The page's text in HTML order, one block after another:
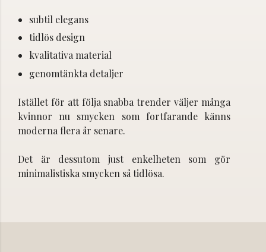
subtil elegans
tidlös design
kvalitativa material
genomtänkta detaljer
Istället för att följa snabba trender väljer många
kvinnor nu smycken som fortfarande känns
moderna flera år senare.
Det är dessutom just enkelheten som gör
minimalistiska smycken så tidlösa.